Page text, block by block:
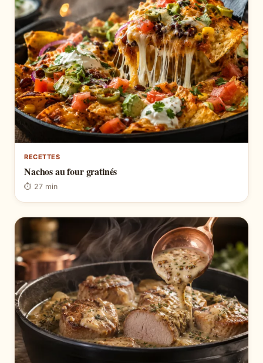
RECETTES
Nachos au four gratinés
⏱ 27 min